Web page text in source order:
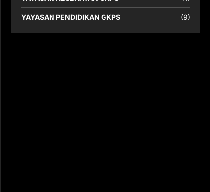
YAYASAN PENDIDIKAN GKPS (9)